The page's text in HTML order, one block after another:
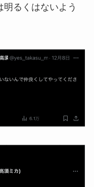
明るくはないよう